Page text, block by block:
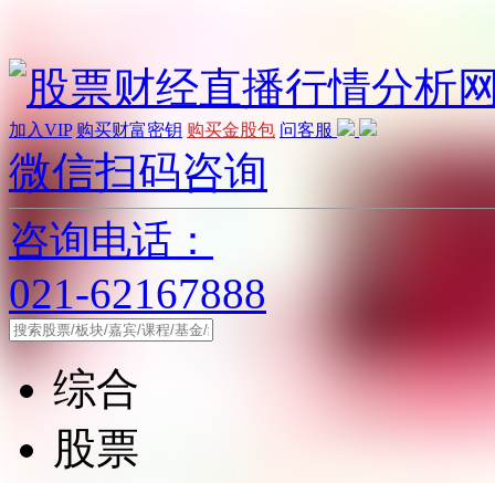
加入VIP 购买财富密钥 购买金股包 问客服
微信扫码咨询
咨询电话：
021-62167888
综合
股票